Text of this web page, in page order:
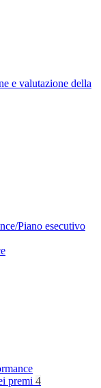
e valutazione della
Piano esecutivo
premi 4